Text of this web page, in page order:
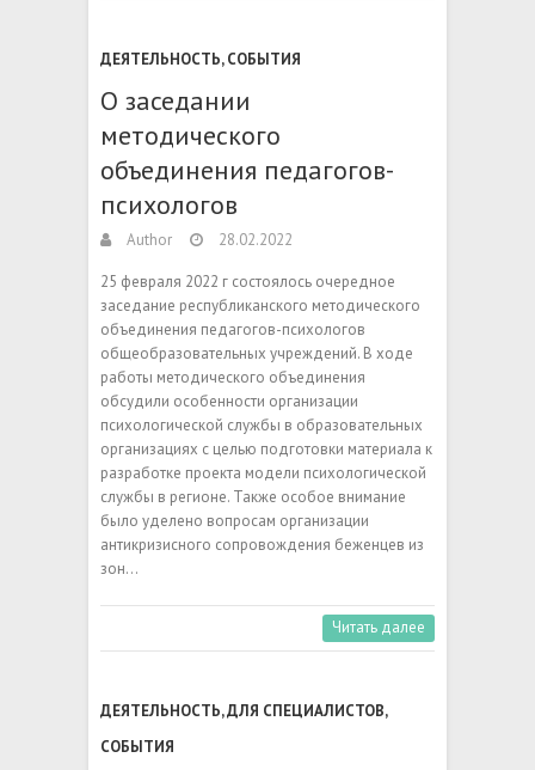
ДЕЯТЕЛЬНОСТЬ,СОБЫТИЯ
О заседании
методического
объединения педагогов-
психологов
Author 28.02.2022
25 февраля 2022 г состоялось очередное
заседание республиканского методического
объединения педагогов-психологов
общеобразовательных учреждений. В ходе
работы методического объединения
обсудили особенности организации
психологической службы в образовательных
организациях с целью подготовки материала к
разработке проекта модели психологической
службы в регионе. Также особое внимание
было уделено вопросам организации
антикризисного сопровождения беженцев из
зон…
Читать далее
ДЕЯТЕЛЬНОСТЬ,ДЛЯ СПЕЦИАЛИСТОВ,
СОБЫТИЯ